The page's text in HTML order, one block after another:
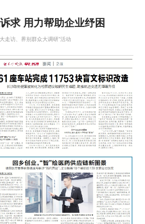
求 用力帮助企业纾困
走访、界别群众大调研”活动